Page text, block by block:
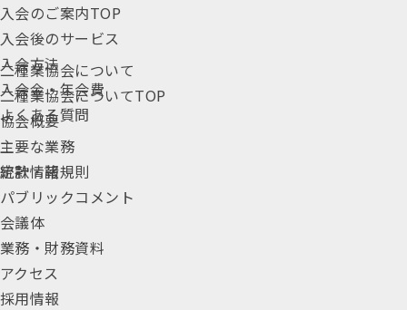
入会のご案内TOP
入会後のサービス
入会方法
入会金・年会費
よくある質問
統計情報
二種業協会について
二種業協会についてTOP
協会概要
主要な業務
定款・諸規則
パブリックコメント
会議体
業務・財務資料
アクセス
採用情報